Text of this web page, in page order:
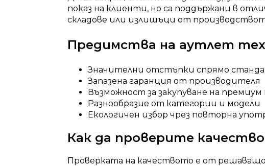
показ на клиенти, но са поддържани в
складове или излишъци от
Предимства на аутлет
Значителни отстъпки спрямо
Запазена гаранция от производителя
Възможност за закупуване на
Разнообразие от категории и модели
Екологичен избор чрез повторна
Как да проверите
Проверката на качеството е от решаващо